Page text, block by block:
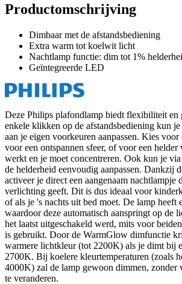
Productomschrijving
Dimbaar met de afstandsbediening
Extra warm tot koelwit licht
Nachtlamp functie: dim tot 1%
Geïntegreerde LED
Deze Philips plafondlamp biedt flexibiliteit en
enkele klikken op de afstandsbediening kun
aan je eigen voorkeuren aanpassen. Kies
voor een ontspannen sfeer, of voor een
werkt en je moet concentreren. Ook kun je
de helderheid eenvoudig aanpassen. Dankzij
activeer je direct een aangenaam nachtlampje
verlichting geeft. Dit is dus ideaal voor
of als je 's nachts uit bed moet. De lamp heeft
waardoor deze automatisch aanspringt op de
het laatst uitgeschakeld werd, mits voor
is gebruikt. Door de WarmGlow dimfunctie
warmere lichtkleur (tot 2200K) als je dimt bij
2700K. Bij koelere kleurtemperaturen (zoals
4000K) zal de lamp gewoon dimmen, zonder
te veranderen.